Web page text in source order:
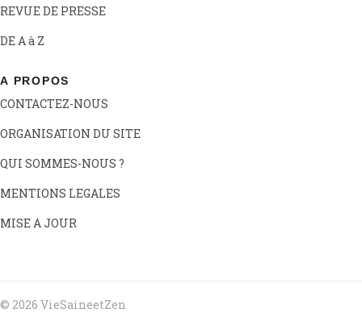
REVUE DE PRESSE
DE A à Z
A PROPOS
CONTACTEZ-NOUS
ORGANISATION DU SITE
QUI SOMMES-NOUS ?
MENTIONS LEGALES
MISE A JOUR
© 2026 VieSaineetZen